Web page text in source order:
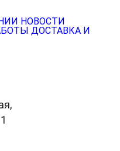
НОВОСТИ
ДОСТАВКА И